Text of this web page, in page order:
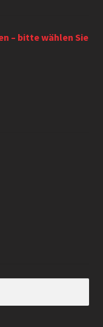
– bitte wählen Sie